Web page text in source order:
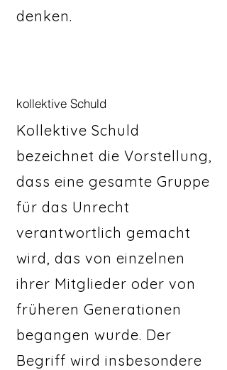
denken.
kollektive Schuld
Kollektive Schuld
bezeichnet die Vorstellung,
dass eine gesamte Gruppe
für das Unrecht
verantwortlich gemacht
wird, das von einzelnen
ihrer Mitglieder oder von
früheren Generationen
begangen wurde. Der
Begriff wird insbesondere